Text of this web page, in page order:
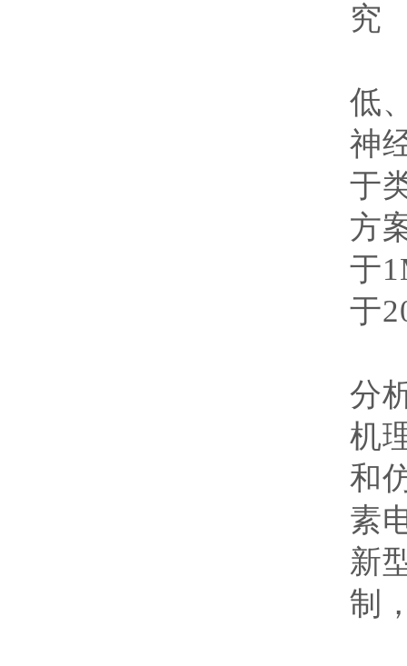
究
低
神
于
方
于
于
分
机
和
素
新
制